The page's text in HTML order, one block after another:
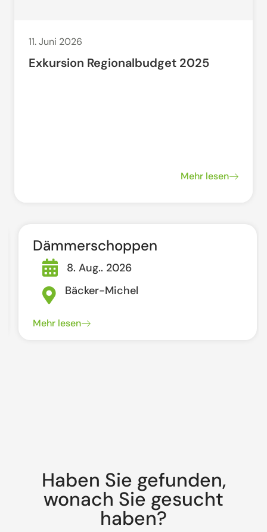
11. Juni 2026
Exkursion Regionalbudget 2025
Mehr lesen
Dämmerschoppen
8. Aug.. 2026
Bäcker-Michel
Mehr lesen
Haben Sie gefunden,
wonach Sie gesucht
haben?